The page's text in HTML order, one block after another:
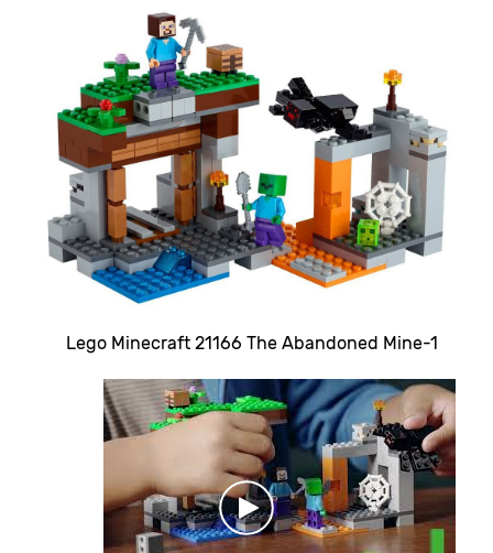
Lego Minecraft 21166 The Abandoned Mine-1